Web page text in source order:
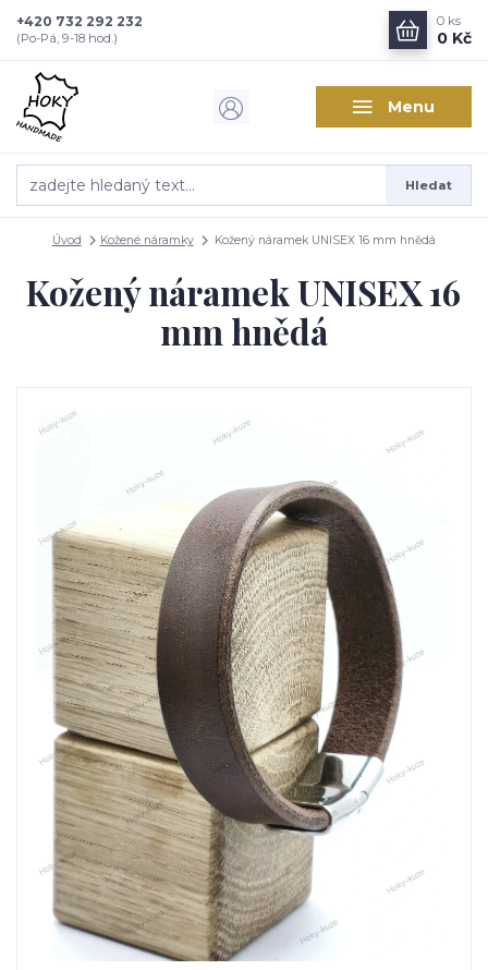
Menu
Hledat
+420 732 292 232
(Po-Pá, 9-18 hod.)
0 ks
0 Kč
Úvod Kožené náramky Kožený náramek UNISEX 16 mm hnědá
Kožený náramek UNISEX 16
mm hnědá